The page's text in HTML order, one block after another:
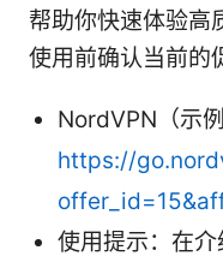
帮助你快速体验高
使用前确认当前的
NordVPN（示
https://
使用提示：在